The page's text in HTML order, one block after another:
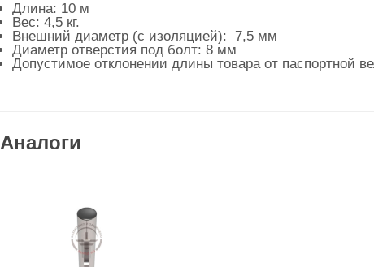
Длина: 10 м
Вес: 4,5 кг.
Внешний диаметр (с изоляцией): 7,5 мм
Диаметр отверстия под болт: 8 мм
Допустимое отклонении длины товара от паспортной
Аналоги